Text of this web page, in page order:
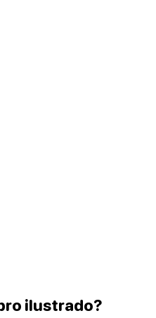
ilustrado?